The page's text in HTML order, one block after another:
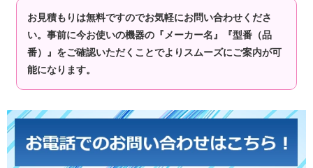
お見積もりは無料ですのでお気軽にお問い合わせくださ
い。事前に今お使いの機器の『メーカー名』『型番（品
番）』をご確認いただくことでよりスムーズにご案内が可
能になります。